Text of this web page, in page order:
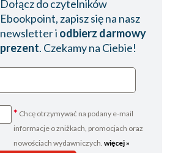
Dołącz do czytelników
Ebookpoint, zapisz się na nasz
newsletter i odbierz darmowy
prezent. Czekamy na Ciebie!
* Chcę otrzymywać na podany e-mail
informacje o zniżkach, promocjach oraz
nowościach wydawniczych. więcej »